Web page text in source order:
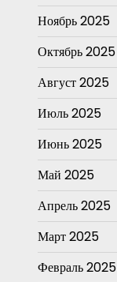
Ноябрь 2025
Октябрь 2025
Август 2025
Июль 2025
Июнь 2025
Май 2025
Апрель 2025
Март 2025
Февраль 2025